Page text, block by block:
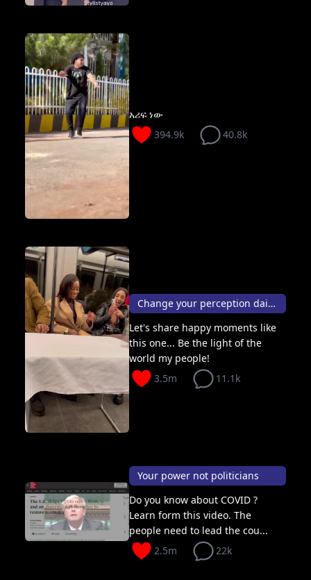
አሪፍ ነው
394.9k
40.8k
Change your perception daily...
Let's share happy moments like
this one... Be the light of the
world my people!
3.5m
11.1k
Your power not politicians
Do you know about COVID ?
Learn form this video. The
people need to lead the cou...
2.5m
22k